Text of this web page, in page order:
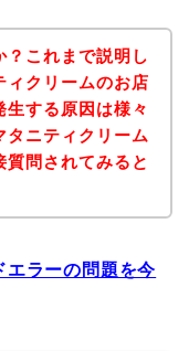
？これまで説明し
ィクリームのお店
する原因は様々
タニティクリーム
問されてみると
エラーの問題を今